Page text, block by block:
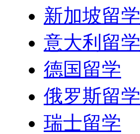
新加坡留学
意大利留学
德国留学
俄罗斯留学
瑞士留学